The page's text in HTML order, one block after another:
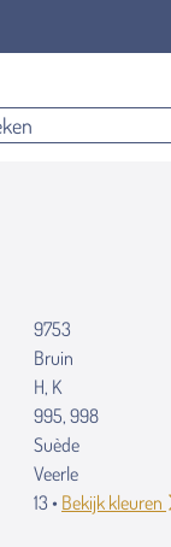
9753
Bruin
H, K
995, 998
Suède
Veerle
13 • Bekijk kleuren